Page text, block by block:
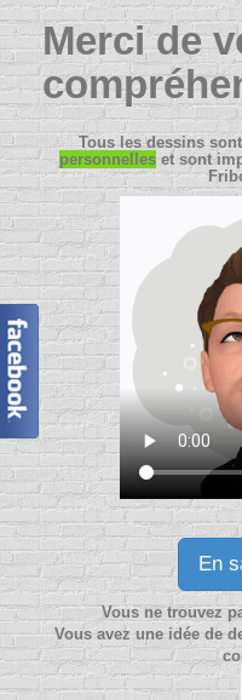
Merci de
Tous les dessins
personnelles et sont
En
Vous ne trouvez
Vous avez une idée de